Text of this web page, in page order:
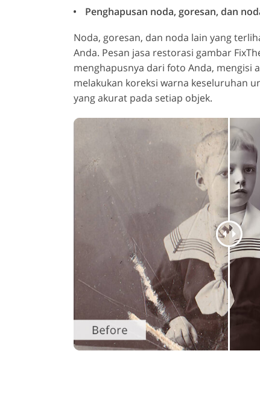
Penghapusan noda, goresan, dan
Noda, goresan, dan noda lain yang
Anda. Pesan jasa restorasi gambar
menghapusnya dari foto Anda, mengisi
melakukan koreksi warna keseluruhan
yang akurat pada setiap objek.